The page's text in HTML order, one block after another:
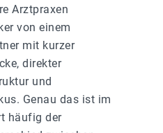
Arztpraxen
von einem
mit kurzer
direkter
und
Genau das ist im
häufig der